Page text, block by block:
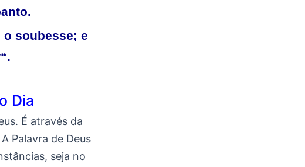
soubesse; e
“.
Dia
É através da
Palavra de Deus
seja no